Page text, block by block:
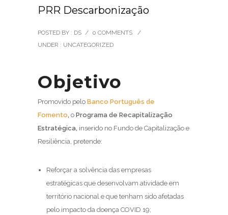
PRR Descarbonização
POSTED BY : DS / 0 COMMENTS
/
UNDER : UNCATEGORIZED
Objetivo
Promovido pelo Banco Português de
Fomento, o Programa de Recapitalização
Estratégica, inserido no Fundo de Capitalização e
Resiliência, pretende:
Reforçar a solvência das empresas
estratégicas que desenvolvam atividade em
território nacional e que tenham sido afetadas
pelo impacto da doença COVID 19;